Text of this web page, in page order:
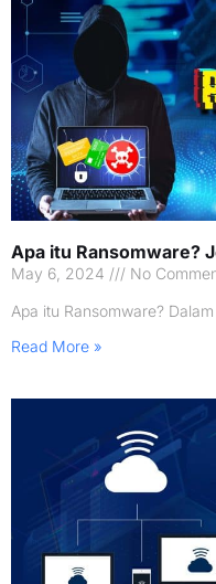
Apa itu Ransomware?
May 6, 2024
No
Apa itu Ransomware?
Read More »